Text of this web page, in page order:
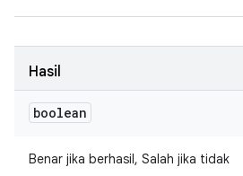
Hasil
boolean
Benar jika berhasil, Salah jika tidak